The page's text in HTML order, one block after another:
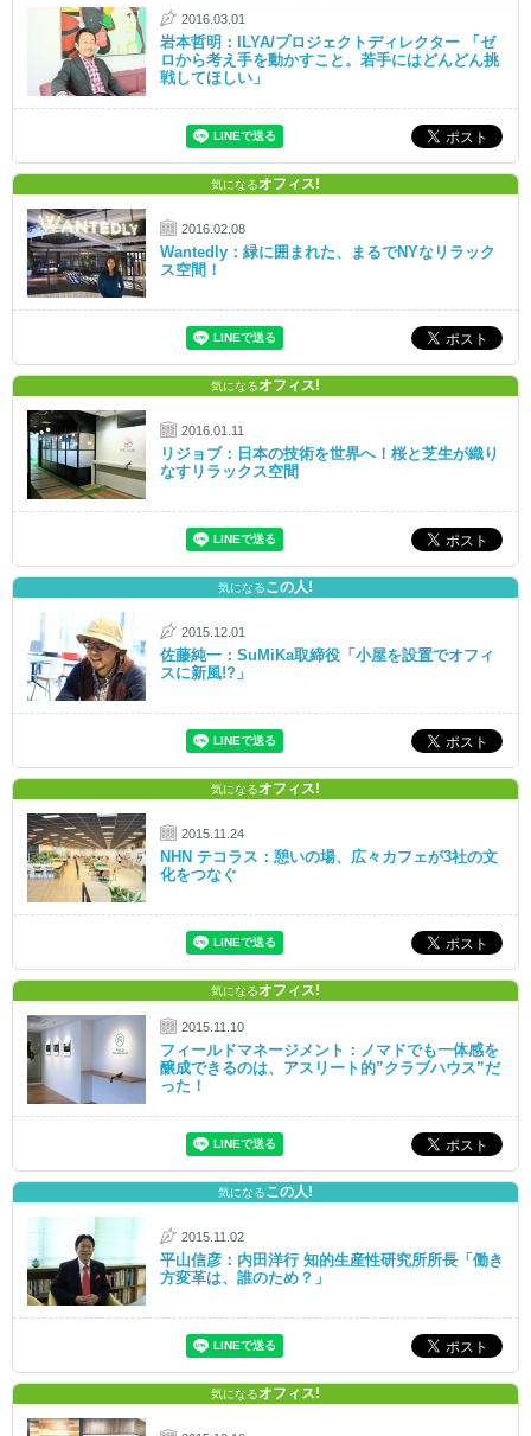
2016.03.01
岩本哲明：ILYA/プロジェクトディレクター 「ゼ
ロから考え手を動かすこと。若手にはどんどん挑
戦してほしい」
気になるオフィス!
2016.02.08
Wantedly：緑に囲まれた、まるでNYなリラック
ス空間！
気になるオフィス!
2016.01.11
リジョブ：日本の技術を世界へ！桜と芝生が織り
なすリラックス空間
気になるこの人!
2015.12.01
佐藤純一：SuMiKa取締役「小屋を設置でオフィ
スに新風!?」
気になるオフィス!
2015.11.24
NHN テコラス：憩いの場、広々カフェが3社の文
化をつなぐ
気になるオフィス!
2015.11.10
フィールドマネージメント：ノマドでも一体感を
醸成できるのは、アスリート的”クラブハウス”だ
った！
気になるこの人!
2015.11.02
平山信彦：内田洋行 知的生産性研究所所長「働き
方変革は、誰のため？」
気になるオフィス!